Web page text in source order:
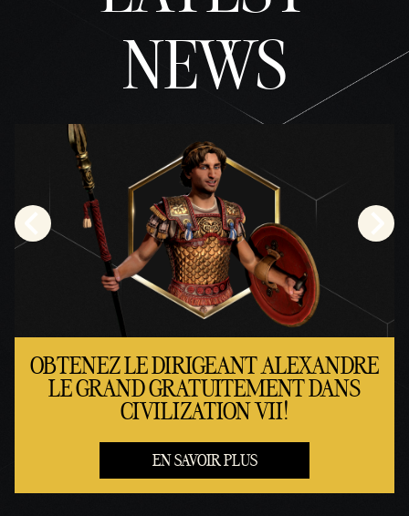
NEWS
OBTENEZ LE DIRIGEANT ALEXANDRE
LE GRAND GRATUITEMENT DANS
CIVILIZATION VII!
EN SAVOIR PLUS